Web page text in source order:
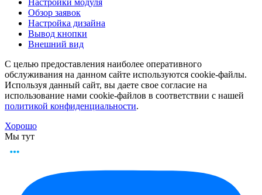
Настройки модуля
Обзор заявок
Настройка дизайна
Вывод кнопки
Внешний вид
С целью предоставления наиболее оперативного
обслуживания на данном сайте используются cookie-файлы.
Используя данный сайт, вы даете свое согласие на
использование нами cookie-файлов в соответствии с нашей
политикой конфиденциальности.
Хорошо
Мы тут